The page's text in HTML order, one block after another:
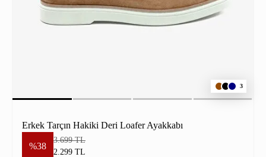
3
Erkek Tarçın Hakiki Deri Loafer Ayakkabı
%38
3.699 TL
2.299 TL